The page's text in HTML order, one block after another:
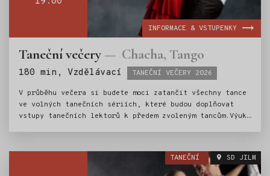
Taneční večery Chacha, Tango
180 min, Vzdělávací Štítky:
TANEČNÍ VEČERY 2026
V průběhu večera si budete moci zatančit všechny tance
ve volných tanečních sériích, které budou doplňovat
vstupy tanečních lektorů k předem zvoleným tancům.Výuka
k zakoupení permanentku v hodnotě 750,- (permanentka
umožňuje vstup na 5 tanečních výukových lekcí a vstup
INFORMACE & VSTUPENKY
TANEČNÍ SD JILM